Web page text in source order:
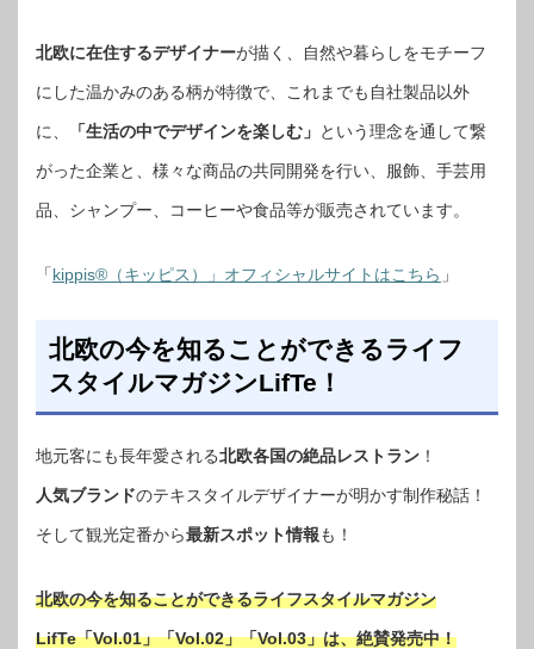
北欧に在住するデザイナーが描く、自然や暮らしをモチーフ
にした温かみのある柄が特徴で、これまでも自社製品以外
に、 「生活の中でデザインを楽しむ」 という理念を通して繋
がった企業と、様々な商品の共同開発を行い、服飾、手芸用
品、シャンプー、コーヒーや食品等が販売されています。
「kippis®（キッピス）」オフィシャルサイトはこちら 」
北欧の今を知ることができるライフ
スタイルマガジンLifTe！
地元客にも長年愛される北欧各国の絶品レストラン ！
人気ブランドのテキスタイルデザイナーが明かす制作秘話！
そして観光定番から最新スポット情報も！
北欧の今を知ることができるライフスタイルマガジン
LifTe「Vol.01」「Vol.02」「Vol.03」は、絶賛発売中！